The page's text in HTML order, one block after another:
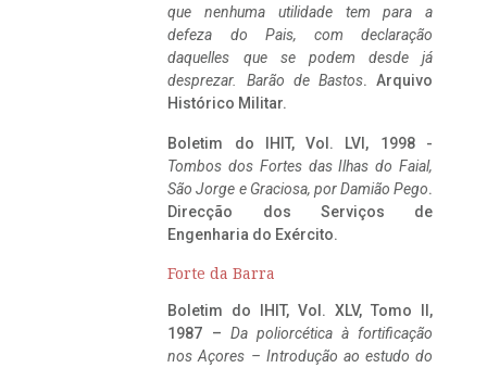
que nenhuma utilidade tem para a
defeza do Pais, com declaração
daquelles que se podem desde já
desprezar. Barão de Bastos. Arquivo
Histórico Militar.
Boletim do IHIT, Vol. LVI, 1998 -
Tombos dos Fortes das Ilhas do Faial,
São Jorge e Graciosa, por Damião Pego.
Direcção dos Serviços de
Engenharia do Exército.
Forte da Barra
Boletim do IHIT, Vol. XLV, Tomo II,
1987 – Da poliorcética à fortificação
nos Açores – Introdução ao estudo do